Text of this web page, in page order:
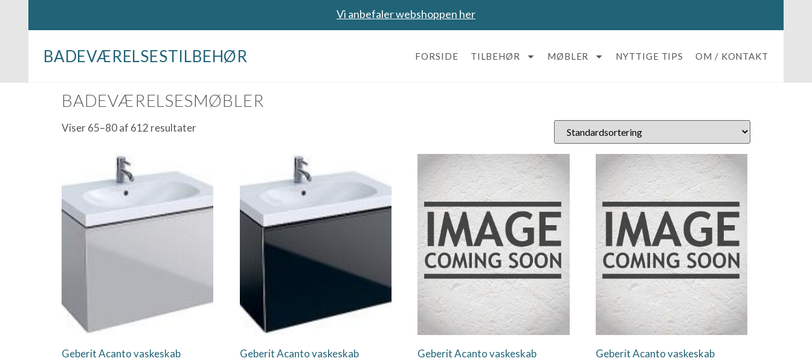
Vi anbefaler webshoppen her
BADEVÆRELSESTILBEHØR FORSIDE TILBEHØR MØBLER NYTTIGE TIPS OM / KONTAKT
BADEVÆRELSESMØBLER
Viser 65–80 af 612 resultater
Geberit Acanto vaskeskab
Geberit Acanto vaskeskab
Geberit Acanto vaskeskab
Geberit Acanto vaskeskab